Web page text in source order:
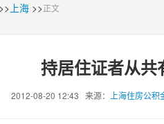
>> 上海 >>正文
持居住证者从共
2012-08-20 12:43 来源： 上海住房公积